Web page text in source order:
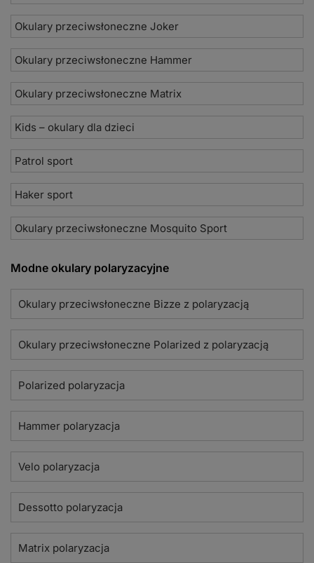
Okulary przeciwsłoneczne Joker
Okulary przeciwsłoneczne Hammer
Okulary przeciwsłoneczne Matrix
Kids – okulary dla dzieci
Patrol sport
Haker sport
Okulary przeciwsłoneczne Mosquito Sport
Modne okulary polaryzacyjne
Okulary przeciwsłoneczne Bizze z polaryzacją
Okulary przeciwsłoneczne Polarized z polaryzacją
Polarized polaryzacja
Hammer polaryzacja
Velo polaryzacja
Dessotto polaryzacja
Matrix polaryzacja